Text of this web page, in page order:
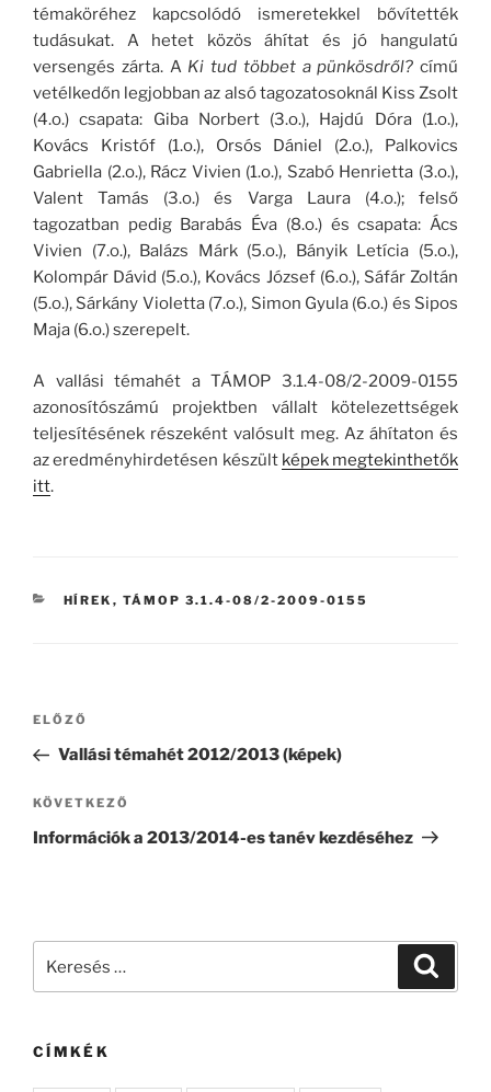
témaköréhez kapcsolódó ismeretekkel bővítették
tudásukat. A hetet közös áhítat és jó hangulatú
versengés zárta. A Ki tud többet a pünkösdről? című
vetélkedőn legjobban az alsó tagozatosoknál Kiss Zsolt
(4.o.) csapata: Giba Norbert (3.o.), Hajdú Dóra (1.o.),
Kovács Kristóf (1.o.), Orsós Dániel (2.o.), Palkovics
Gabriella (2.o.), Rácz Vivien (1.o.), Szabó Henrietta (3.o.),
Valent Tamás (3.o.) és Varga Laura (4.o.); felső
tagozatban pedig Barabás Éva (8.o.) és csapata: Ács
Vivien (7.o.), Balázs Márk (5.o.), Bányik Letícia (5.o.),
Kolompár Dávid (5.o.), Kovács József (6.o.), Sáfár Zoltán
(5.o.), Sárkány Violetta (7.o.), Simon Gyula (6.o.) és Sipos
Maja (6.o.) szerepelt.
A vallási témahét a TÁMOP 3.1.4-08/2-2009-0155
azonosítószámú projektben vállalt kötelezettségek
teljesítésének részeként valósult meg. Az áhítaton és
az eredményhirdetésen készült képek megtekinthetők
itt.
KATEGÓRIÁK
HÍREK , TÁMOP 3.1.4-08/2-2009-0155
Bejegyzés
Korábbi
bejegyzés
ELŐZŐ
Vallási témahét 2012/2013 (képek)
Következő
bejegyzés
KÖVETKEZŐ
Információk a 2013/2014-es tanév kezdéséhez
CÍMKÉK